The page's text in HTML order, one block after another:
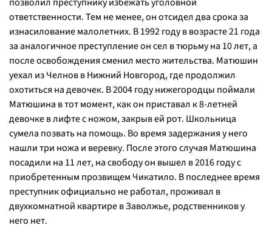
ответственности. Тем не менее, он отсидел два срока за
изнасилование малолетних. В 1992 году в возрасте 21 года
за аналогичное преступление он сел в тюрьму на 10 лет, а
после освобождения сменил место жительства. Матюшин
уехал из Челнов в Нижний Новгород, где продолжил
охотиться на девочек. В 2004 году нижегородцы поймали
Матюшина в тот момент, как он приставал к 8-летней
девочке в лифте с ножом, закрыв ей рот. Школьница
сумела позвать на помощь. Во время задержания у него
нашли три ножа и веревку. После этого случая Матюшина
посадили на 11 лет, на свободу он вышел в 2016 году с
приобретенным прозвищем Чикатило. В последнее время
преступник официально не работал, проживал в
двухкомнатной квартире в Заволжье, родственников у
него нет.